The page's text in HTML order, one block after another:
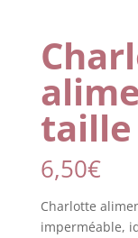
taille
6,50€
Charlotte
imperméable,